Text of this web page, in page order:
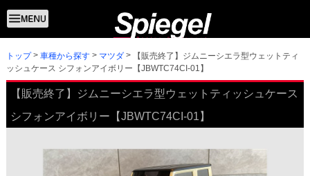
トップ 車種から探す マツダ
【販売終了】ジムニーシエラ型ウェットティ
ッシュケース シフォンアイボリー【JBWTC74CI-01】
【販売終了】ジムニーシエラ型ウェットティッシュケース
シフォンアイボリー【JBWTC74CI-01】